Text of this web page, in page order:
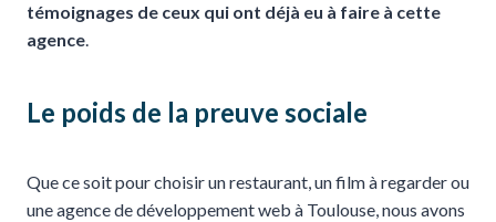
témoignages de ceux qui ont déjà eu à faire à cette
agence.
Le poids de la preuve sociale
Que ce soit pour choisir un restaurant, un film à regarder ou
une agence de développement web à Toulouse, nous avons